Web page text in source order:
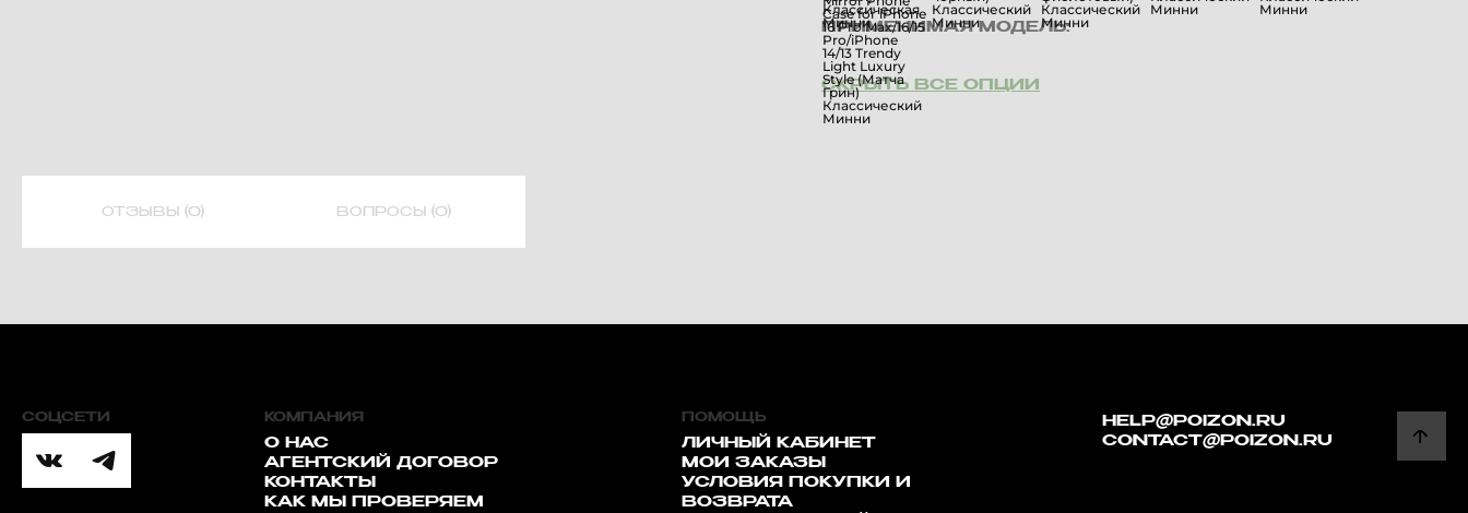
ПРИМЕНИМАЯ МОДЕЛЬ:
СКРЫТЬ ВСЕ ОПЦИИ
ОТЗЫВЫ (0) ВОПРОСЫ (0)
СОЦСЕТИ КОМПАНИЯ
О НАС
АГЕНТСКИЙ ДОГОВОР
КОНТАКТЫ
КАК МЫ ПРОВЕРЯЕМ
HELP@POIZON.RU
CONTACT@POIZON.RU
ПОМОЩЬ
ЛИЧНЫЙ КАБИНЕТ
МОИ ЗАКАЗЫ
УСЛОВИЯ ПОКУПКИ И
ВОЗВРАТА